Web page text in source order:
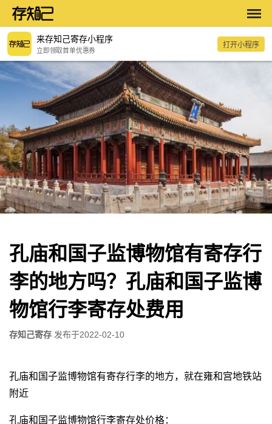
来存知己寄存小程序
立即领取首单优惠券
打开小程序
孔庙和国子监博物馆有寄存行
李的地方吗？孔庙和国子监博
物馆行李寄存处费用
存知己寄存 发布于2022-02-10
孔庙和国子监博物馆有寄存行李的地方，就在雍和宫地铁站
附近
孔庙和国子监博物馆行李寄存处价格：